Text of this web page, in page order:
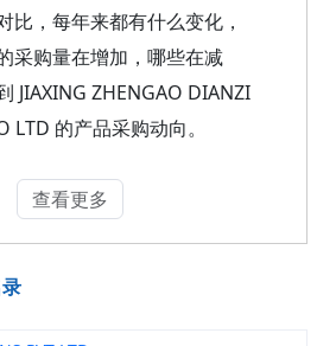
比，每年来都有什么变化，
采购量在增加，哪些在减
JIAXING ZHENGAO DIANZI
LTD 的产品采购动向。
查看更多